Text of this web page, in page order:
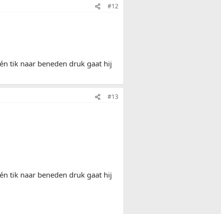
#12
tik naar beneden druk gaat hij
#13
tik naar beneden druk gaat hij